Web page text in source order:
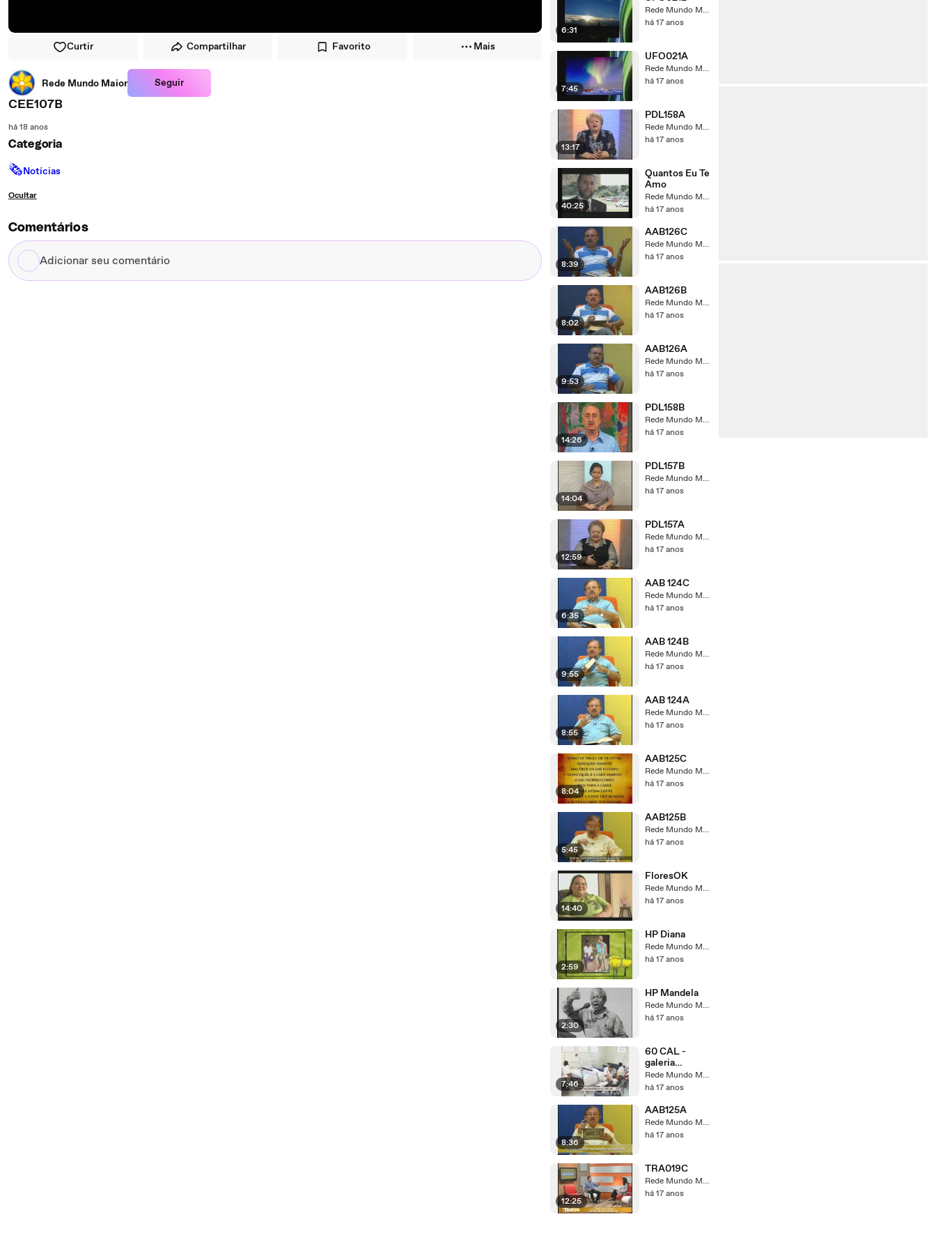
Curtir Compartilhar Favorito Mais
Rede Mundo Maior Seguir
CEE107B
há 18 anos
Categoria
🗞Notícias
Ocultar
Comentários
Adicionar
seu
6:31
Rede Mundo Maior
há 17 anos
7:45
UFO021A
Rede Mundo Maior
há 17 anos
13:17
PDL158A
Rede Mundo Maior
há 17 anos
40:25
Quantos Eu Te
Amo
Rede Mundo Maior
há 17 anos
8:39
AAB126C
Rede Mundo Maior
há 17 anos
8:02
AAB126B
Rede Mundo Maior
há 17 anos
9:53
AAB126A
Rede Mundo Maior
há 17 anos
14:26
PDL158B
Rede Mundo Maior
há 17 anos
14:04
PDL157B
Rede Mundo Maior
há 17 anos
12:59
PDL157A
Rede Mundo Maior
há 17 anos
6:35
AAB 124C
Rede Mundo Maior
há 17 anos
9:55
AAB 124B
Rede Mundo Maior
há 17 anos
8:55
AAB 124A
Rede Mundo Maior
há 17 anos
8:04
AAB125C
Rede Mundo Maior
há 17 anos
5:45
AAB125B
Rede Mundo Maior
há 17 anos
14:40
FloresOK
Rede Mundo Maior
há 17 anos
2:59
HP Diana
Rede Mundo Maior
há 17 anos
2:30
HP Mandela
Rede Mundo Maior
há 17 anos
7:46
60 CAL -
galeria
especiais
tvmm
Rede Mundo Maior
há 17 anos
8:36
AAB125A
Rede Mundo Maior
há 17 anos
12:25
TRA019C
Rede Mundo Maior
há 17 anos